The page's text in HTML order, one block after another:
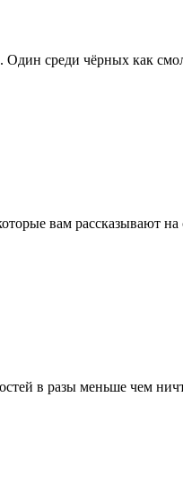
среди чёрных как
вам рассказывают
в разы меньше чем